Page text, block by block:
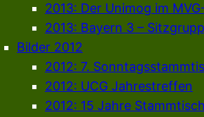
2013: Der Unimog im
2013: Bayern 3 –
Bilder 2012
2012: 7.
2012: UCG Jahrestreffen
2012: 15 Jahre